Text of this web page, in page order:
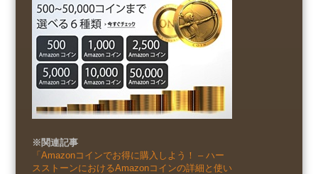
※関連記事
「Amazonコインでお得に購入しよう！ – ハー
スストーンにおけるAmazonコインの詳細と使い